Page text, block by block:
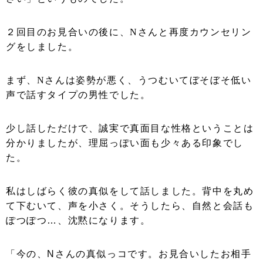
２回目のお見合いの後に、N さんと再度カウンセリン
グをしました。
まず、 N さんは姿勢が悪く、うつむいてぼそぼそ低い
声で話すタイプの男性でした。
少し話しただけで、誠実で真面目な性格ということは
分かりましたが、 理屈っぽい面も少々ある印象でし
た。
私はしばらく彼の真似をして話しました。背中を丸め
て下むいて、声を小さく。そうしたら、自然と会話も
ぽつぽつ…、沈黙になります。
「今の、Nさんの真似っコです。 お見合いしたお相手